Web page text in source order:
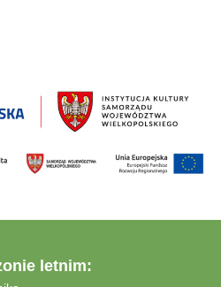
letnim: